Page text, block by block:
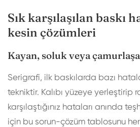
Sık karşılaşılan baskı
kesin çözümleri
Kayan, soluk veya
Serigrafi, ilk baskılarda bazı
tekniktir. Kalıbı yüzeye yerleştirip
karşılaştığınız hataları anında
için bu sorun-çözüm tablosunu